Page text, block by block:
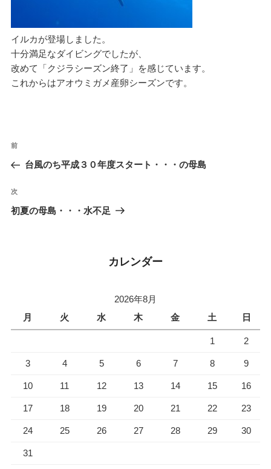
イルカが登場しました。
十分満足なダイビングでしたが、
改めて「クジラシーズン終了」を感じています。
これからはアオウミガメ産卵シーズンです。
投
ビ
ゲ
過
去
投
稿
前
台風のち平成３０年度スタート・・・の母島
次
の
次
初夏の母島・・・水不足
カレンダー
2026年8月
月
火 水 木 金 土 日
1 2
3 4 5 6 7 8 9
10 11 12 13 14 15 16
17 18 19 20 21 22 23
24 25 26 27 28 29 30
31